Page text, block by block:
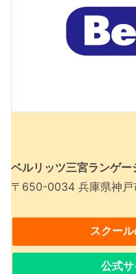
ベルリッツ三宮ランゲー
〒650-0034 兵庫県神戸
スクー
公式